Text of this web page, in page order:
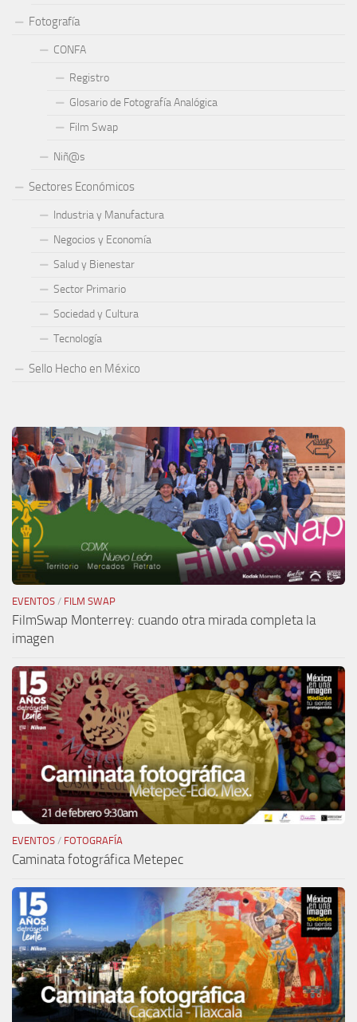
Fotografía
CONFA
Registro
Glosario de Fotografía Analógica
Film Swap
Niñ@s
Sectores Económicos
Industria y Manufactura
Negocios y Economía
Salud y Bienestar
Sector Primario
Sociedad y Cultura
Tecnología
Sello Hecho en México
EVENTOS / FILM SWAP
FilmSwap Monterrey: cuando otra mirada completa la
imagen
EVENTOS / FOTOGRAFÍA
Caminata fotográfica Metepec